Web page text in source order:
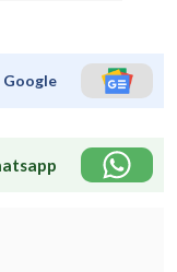
Google